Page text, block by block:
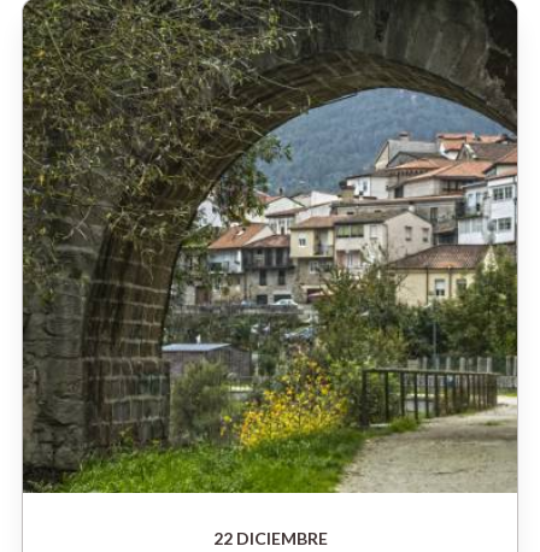
22 DICIEMBRE